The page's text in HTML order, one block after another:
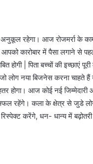
रहेगा। आज रोजमर्रा के
कारोबार में पैसा लगाने से
होगी | पिता बच्चों की इच्छाएं
लोग नया बिजनेस करना चाहते
होगा। आज कोई नई
रहेंगे। कला के क्षेत्र से जुडे
करेंगे, धन- धान्य में बढ़ोतरी